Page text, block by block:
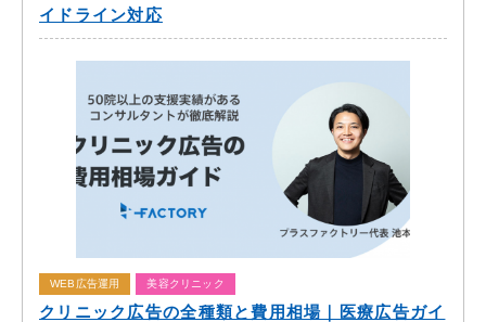
イドライン対応
WEB広告運用 美容クリニック
クリニック広告の全種類と費用相場｜医療広告ガイ